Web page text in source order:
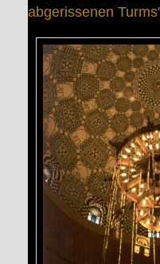
abgerissenen